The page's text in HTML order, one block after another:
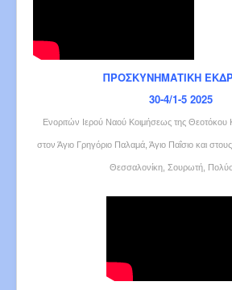
ΠΡΟΣΚΥΝΗΜΑΤΙΚΗ
30-4/1-5 2025
Ενοριτών Ιερού Ναού Κοιμήσεως της Θεοτόκου
στον Άγιο Γρηγόριο Παλαμά, Άγιο Παΐσιο και
Θεσσαλονίκη, Σουρωτή,